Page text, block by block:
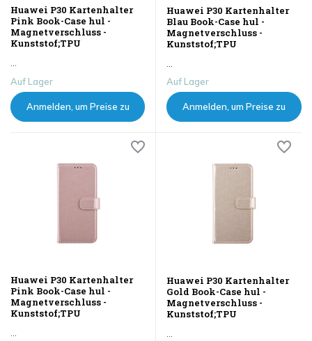
Huawei P30 Kartenhalter
Pink Book-Case hul -
Magnetverschluss -
Kunststof;TPU
...
Auf Lager
Anmelden, um Preise zu
Huawei P30 Kartenhalter
Blau Book-Case hul -
Magnetverschluss -
Kunststof;TPU
...
Auf Lager
Anmelden, um Preise zu
Huawei P30 Kartenhalter
Pink Book-Case hul -
Magnetverschluss -
Kunststof;TPU
Huawei P30 Kartenhalter
Gold Book-Case hul -
Magnetverschluss -
Kunststof;TPU